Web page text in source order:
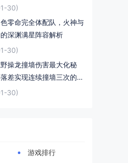
30)
零命完全体配队，火神与
深渊满星阵容解析
30)
操龙撞墙伤害最大化秘
差实现连续撞墙三次的技
30)
游戏排行